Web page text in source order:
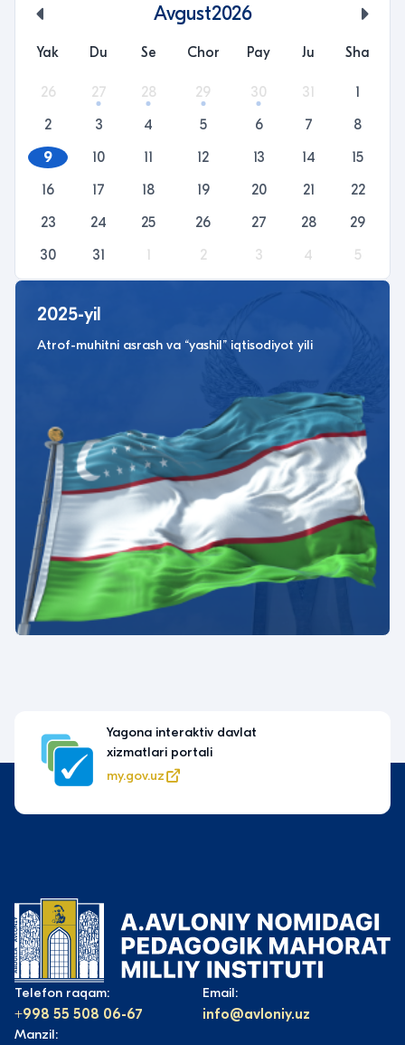
Avgust2026
Yak Du Se Chor Pay Ju Sha
26 27 28 29 30 31
1
2
3 4 5 6 7
8
9
10 11 12 13 14
15
16
17 18 19 20 21
22
23
24 25 26 27 28
29
30
31 2 3 4 5
2025-yil
Atrof-muhitni asrash va “yashil” iqtisodiyot yili
Yagona interaktiv davlat
xizmatlari portali
my.gov.uz
Telefon raqam:
+998 55 508 06-67
Email:
info@avloniy.uz
Manzil: